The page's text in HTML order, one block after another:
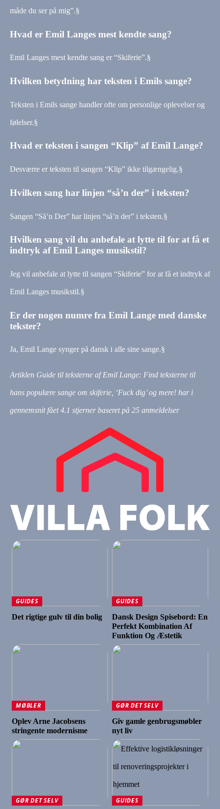
måde du ser på mig”.§
Hvad er Emil Langes mest kendte sang?
Emil Langes mest kendte sang er “Skiferie”.§
Hvilken betydning har teksten i Emils sange?
Teksten i Emils sange handler ofte om personlige oplevelser og
følelser.§
Hvad er teksten i sangen “Klip” af Emil Lange?
Desværre er teksten til sangen “Klip” ikke tilgængelig.§
Hvilken sang har linjen “så’n der” i teksten?
Sangen “Så’n Der” har linjen “så’n der” i teksten.§
Hvilken sang vil du anbefale at lytte til for at få et
indtryk af Emil Langes musikstil?
Jeg vil anbefale at lytte til sangen “Skiferie” for at få et indtryk af
Emil Langes musikstil.§
Er der nogen numre fra Emil Lange med danske
tekster?
Ja, Emil Lange synger på dansk i alle sine sange.§
Artiklen Guide til teksterne af Emil Lange: Find teksterne til
hans populære sange om skiferie, ‘Fuck dig’ og mere! har i
gennemsnit fået4.1 stjerner baseret på 25 anmeldelser
GUIDES
Det rigtige gulv til din bolig
GUIDES
Dansk Design Spisebord: En
Perfekt Kombination Af
Funktion Og Æstetik
MØBLER
Oplev Arne Jacobsens
stringente modernisme
GØR DET SELV
Giv gamle genbrugsmøbler
nyt liv
GØR DET SELV
GUIDES